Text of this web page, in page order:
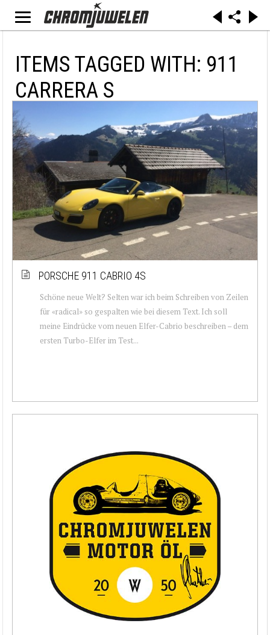
ITEMS TAGGED WITH: 911
CARRERA S
PORSCHE 911 CABRIO 4S
Schöne neue Welt? Selten war ich beim Schreiben von Zeilen
für «radical» so gespalten wie bei diesem Text. Ich soll
meine Eindrücke vom neuen Elfer-Cabrio beschreiben – dem
ersten Turbo-Elfer im Test...